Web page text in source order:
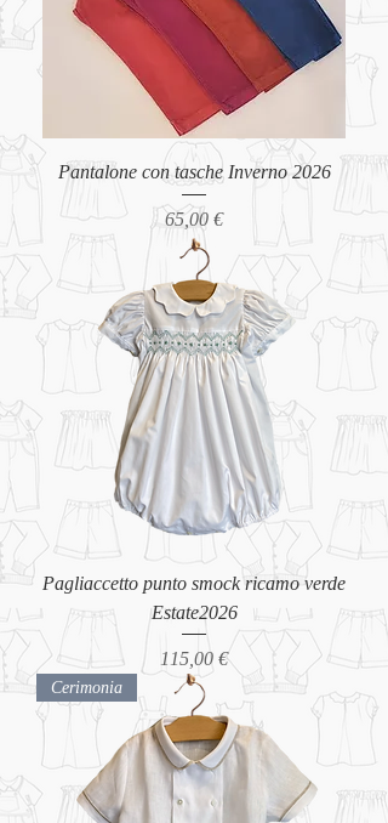
Pantalone con tasche Inverno 2026
Prezzo
65,00 €
Pagliaccetto punto smock ricamo verde
Estate2026
Prezzo
115,00 €
Cerimonia